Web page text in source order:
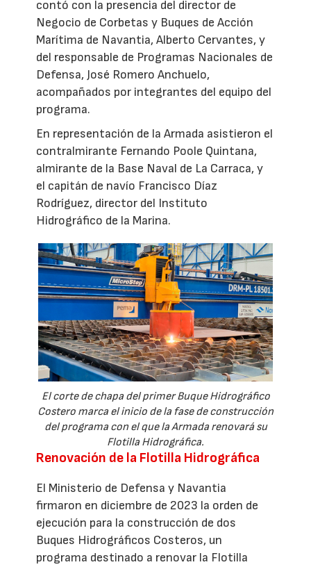
contó con la presencia del director de
Negocio de Corbetas y Buques de Acción
Marítima de Navantia, Alberto Cervantes, y
del responsable de Programas Nacionales de
Defensa, José Romero Anchuelo,
acompañados por integrantes del equipo del
programa.
En representación de la Armada asistieron el
contralmirante Fernando Poole Quintana,
almirante de la Base Naval de La Carraca, y
el capitán de navío Francisco Díaz
Rodríguez, director del Instituto
Hidrográfico de la Marina.
El corte de chapa del primer Buque Hidrográfico
Costero marca el inicio de la fase de construcción
del programa con el que la Armada renovará su
Flotilla Hidrográfica.
Renovación de la Flotilla Hidrográfica
El Ministerio de Defensa y Navantia
firmaron en diciembre de 2023 la orden de
ejecución para la construcción de dos
Buques Hidrográficos Costeros, un
programa destinado a renovar la Flotilla